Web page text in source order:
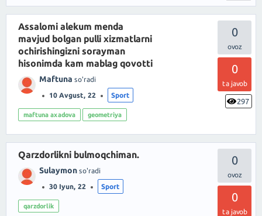
0
0
ta javob
297
Assalomi alekum menda
mavjud bolgan pulli xizmatlarni
ochirishingizni sorayman
hisonimda kam mablag qovotti
Maftuna so'radi
10 Avgust, 22 Sport
maftuna axadova geometriya
0
0
ta javob
Qarzdorlikni bulmoqchiman.
Sulaymon so'radi
30 Iyun, 22 Sport
qarzdorlik